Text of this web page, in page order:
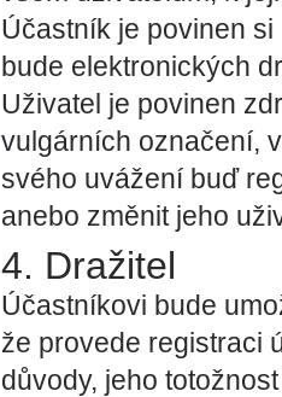
Účastník je povinen
bude elektronických
Uživatel je povinen
vulgárních označení,
svého uvážení buď
anebo změnit jeho
4. Dražitel
Účastníkovi bude
že provede registraci
důvody, jeho